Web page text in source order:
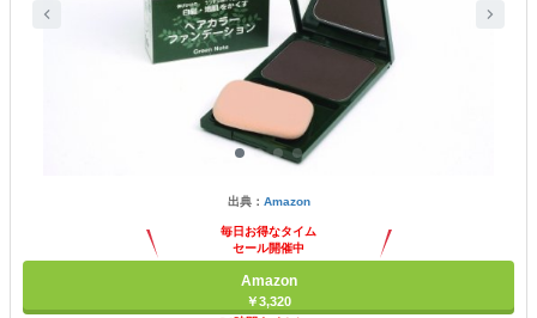
出典： Amazon
毎日お得なタイム
セール開催中
Amazon
￥3,320